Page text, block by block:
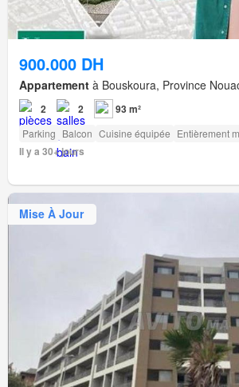
900.000 DH
Appartement à Bouskoura, Province
2 2 93 m²
Parking Balcon Cuisine équipée Entièrement
Il y a 30+ jours
Mise À Jour